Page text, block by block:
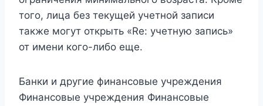
того, лица без текущей учетной записи
также могут открыть «Re: учетную запись»
от имени кого-либо еще.
Банки и другие финансовые учреждения
Финансовые учреждения Финансовые